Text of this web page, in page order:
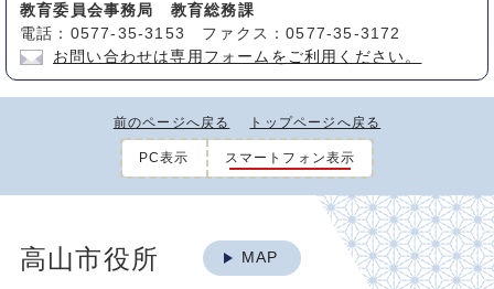
教育委員会事務局 教育総務課
電話：0577-35-3153 ファクス：0577-35-3172
お問い合わせは専用フォームをご利用ください。
前のページへ戻る トップページへ戻る
PC表示 スマートフォン表示
高山市役所 MAP